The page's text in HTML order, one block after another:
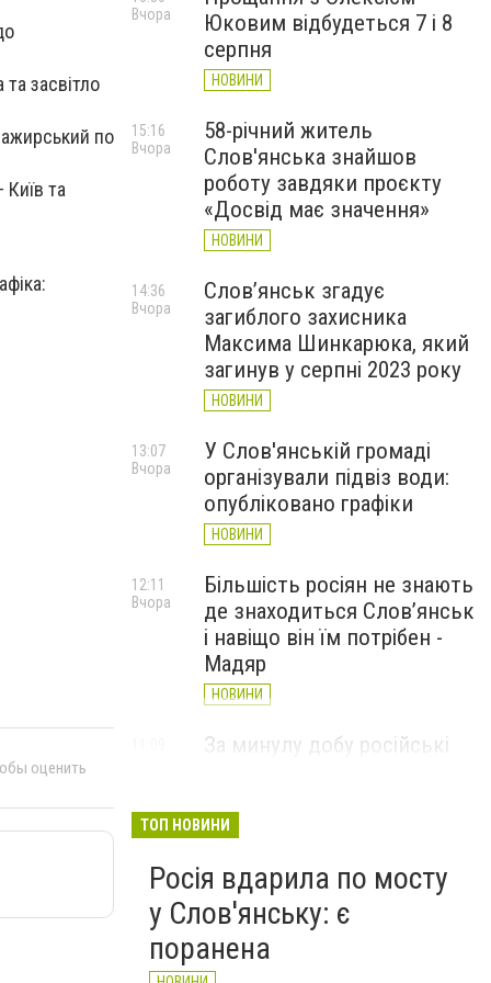
засвітло
по
Київ та
оценить
Юковим відбудеться 7 і 8
серпня
НОВИНИ
Вчора
58-річний житель
Слов'янська знайшов
роботу завдяки проєкту
«Досвід має значення»
НОВИНИ
15:16
Вчора
Слов’янськ згадує
загиблого захисника
Максима Шинкарюка, який
загинув у серпні 2023 року
НОВИНИ
14:36
Вчора
У Слов'янській громаді
організували підвіз води:
опубліковано графіки
НОВИНИ
13:07
Вчора
Більшість росіян не знають
де знаходиться Слов’янськ
і навіщо він їм потрібен -
Мадяр
НОВИНИ
12:11
Вчора
За минулу добу російські
великої війни: 6 серпня
ТОП НОВИНИ
Росія вдарила по мосту
у Слов'янську: є
поранена